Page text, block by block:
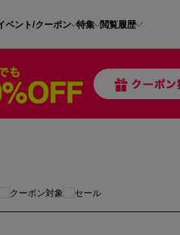
ベント/クーポン 特集 閲覧履歴
クーポン対象 セール